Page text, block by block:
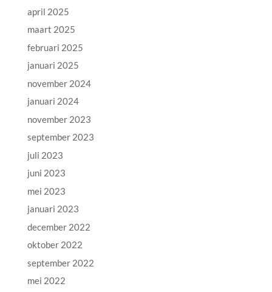
april 2025
maart 2025
februari 2025
januari 2025
november 2024
januari 2024
november 2023
september 2023
juli 2023
juni 2023
mei 2023
januari 2023
december 2022
oktober 2022
september 2022
mei 2022